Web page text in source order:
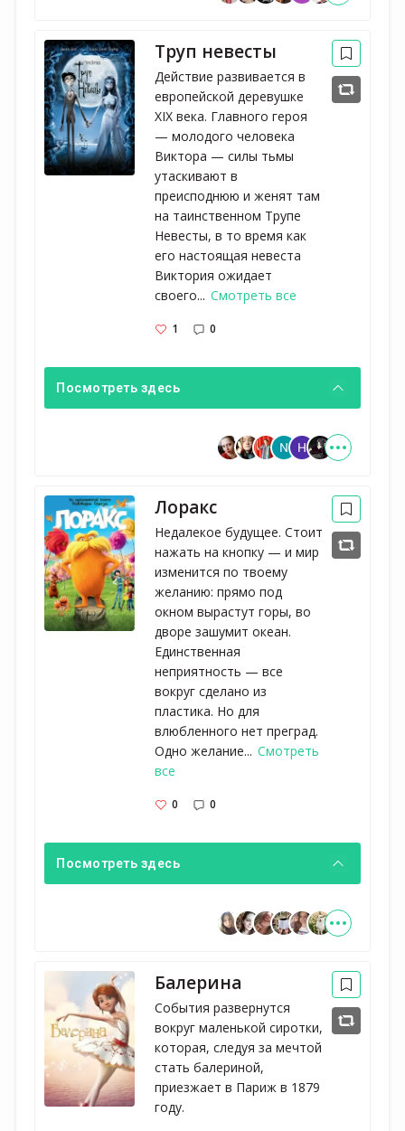
Труп невесты
Действие развивается в
европейской деревушке
XIX века. Главного героя
— молодого человека
Виктора — силы тьмы
утаскивают в
преисподнюю и женят там
на таинственном Трупе
Невесты, в то время как
его настоящая невеста
Виктория ожидает
своего... Смотреть все
1 0
Посмотреть здесь
Лоракс
Недалекое будущее. Стоит
нажать на кнопку — и мир
изменится по твоему
желанию: прямо под
окном вырастут горы, во
дворе зашумит океан.
Единственная
неприятность — все
вокруг сделано из
пластика. Но для
влюбленного нет преград.
Одно желание... Смотреть
все
0 0
Посмотреть здесь
Балерина
События развернутся
вокруг маленькой сиротки,
которая, следуя за мечтой
стать балериной,
приезжает в Париж в 1879
году.